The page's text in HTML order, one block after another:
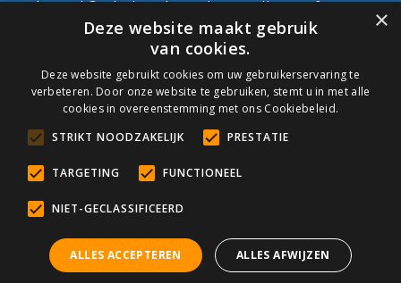
Let op! Onderhoudsproducten zijn nu af te
halen in de showroom. Er kan alleen met
contant geld betaald worden, dus geen pin.
Tel: 076-3030554
Email: info@onderhoudshop.nl
KVK: 59667419
Algemene Voorwaarden
Copyright © 2019 Onderhoud Shop
© Onderhoudshop.nl - Onderdeel van: Van den Heuvel & Van
×
Deze website maakt gebruik
van cookies.
Deze website gebruikt cookies om uw gebruikerservaring te
verbeteren. Door onze website te gebruiken, stemt u in met alle
cookies in overeenstemming met ons Cookiebeleid.
STRIKT NOODZAKELIJK
PRESTATIE
TARGETING FUNCTIONEEL
NIET-GECLASSIFICEERD
ALLES ACCEPTEREN ALLES AFWIJZEN